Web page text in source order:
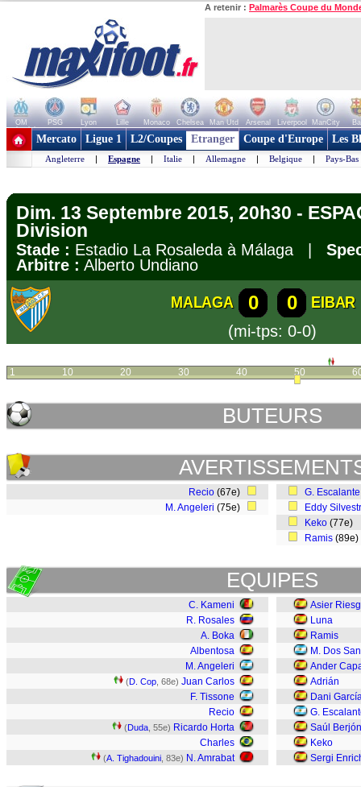
A retenir : Palmarès Coupe du
OM PSG Lyon Lille Monaco Chelsea Man Utd Arsenal Liverpool ManCity
+ de clubs
Mercato Ligue 1 L2/Coupes Etranger Coupe d'Europe Les
Angleterre | Espagne | Italie | Allemagne | Belgique | Pays-Bas
Dim. 13 Septembre 2015, 20h30 -
Division
Stade : Estadio La Rosaleda à Málaga |
Arbitre : Alberto Undiano
MALAGA 0 0
EIBAR
(mi-tps: 0-0)
1 10 20 30 40 50
BUTEURS
Recio (67e)
M. Angeleri (75e)
G. Escalante
Eddy
Keko (77e)
Ramis
EQUIPES
C. Kameni
R. Rosales
A. Boka
Albentosa
M. Angeleri
(D. Cop , 68e) Juan Carlos
F. Tissone
Recio
(Duda , 55e) Ricardo Horta
Charles
(A. Tighadouini , 83e) N. Amrabat
Asier
Luna
Ramis
M. Dos
Ander
Adrián
Dani
G.
Saúl Berjón
Keko
Sergi